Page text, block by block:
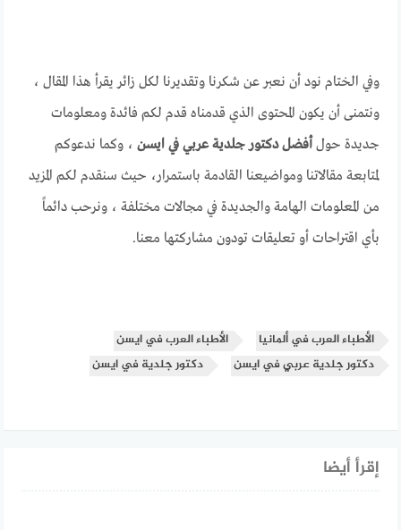
وفي الختام نود أن نعبر عن شكرنا وتقديرنا لكل زائر يقرأ هذا المقال ،
ونتمنى أن يكون المحتوى الذي قدمناه قدم لكم فائدة ومعلومات
جديدة حولأفضل دكتور جلدية عربي في ايسن ، وكما ندعوكم
لمتابعة مقالاتنا ومواضيعنا القادمة باستمرار، حيث سنقدم لكم المزيد
من المعلومات الهامة والجديدة في مجالات مختلفة ، ونرحب دائماً
بأي اقتراحات أو تعليقات تودون مشاركتها معنا.
الأطباء العرب في ألمانيا
الأطباء العرب في ايسن
دكتور جلدية عربي في ايسن
دكتور جلدية في ايسن
إقرأ أيضا